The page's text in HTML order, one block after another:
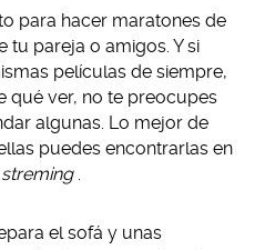
para hacer maratones de
tu pareja o amigos. Y si
películas de siempre,
qué ver, no te preocupes
algunas. Lo mejor de
puedes encontrarlas en
streming .
el sofá y unas